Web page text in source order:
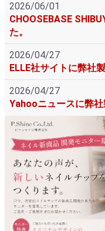
2026/06/01
CHOOSEBASE
た。
2026/04/27
ELLE社サイトに弊社
2026/04/27
Yahooニュースに弊